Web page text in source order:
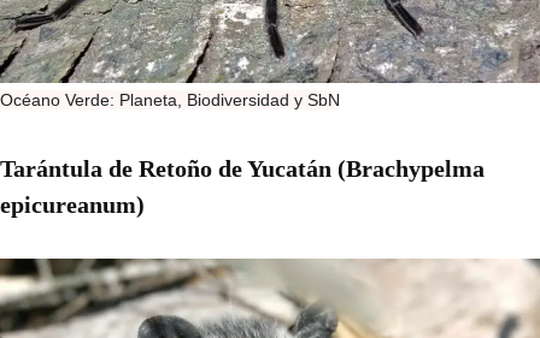
Océano Verde: Planeta, Biodiversidad y SbN
Tarántula de Retoño de Yucatán (Brachypelma
epicureanum)